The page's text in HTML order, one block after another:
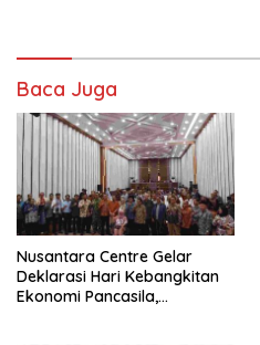
Baca Juga
Nusantara Centre Gelar
Deklarasi Hari Kebangkitan
Ekonomi Pancasila,